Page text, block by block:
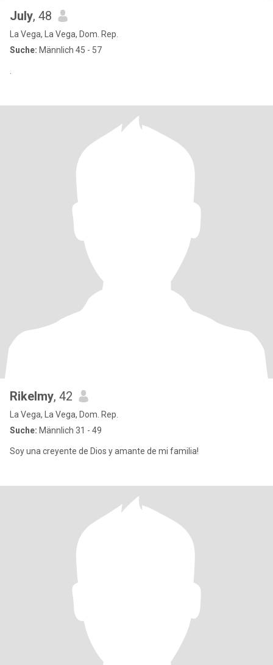
July, 48
La Vega, La Vega, Dom. Rep.
Suche: Männlich 45 - 57
Rikelmy, 42
La Vega, La Vega, Dom. Rep.
Suche: Männlich 31 - 49
Soy una creyente de Dios y amante de mi familia!